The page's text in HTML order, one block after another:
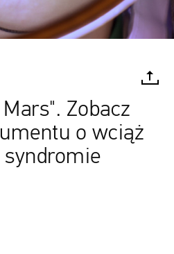
Zobacz
o wciąż
syndromie
TWITTER PINTEREST